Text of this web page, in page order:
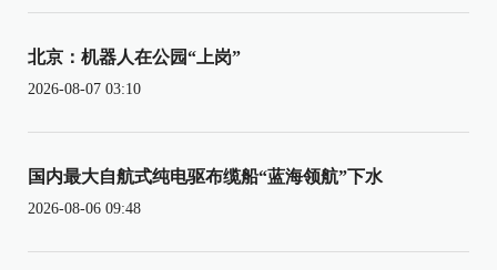
北京：机器人在公园“上岗”
2026-08-07 03:10
国内最大自航式纯电驱布缆船“蓝海领航”下水
2026-08-06 09:48